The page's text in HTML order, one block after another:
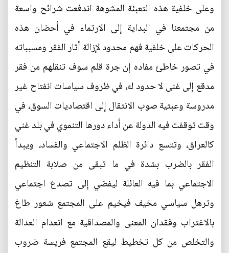
وعلى خلفية هذه التعبئة المشوهة اندفعت شرائح واسعة
من مجتمعنا في البداية إلى الارتماء في أحضان هذه
الحركات على خلفية فهم محدود لإزالة أثار الفقر ومسبباته
في تصور خاطئ مفاده إن جرة قلم سوف تنقلهم من فقر
مدقع إلى غنى لا حدود له، في ظروف سياسات انفتاح غير
مدروسة وعبثية صوب الانتقال إلى اقتصاديات السوق، في
وقت توقفت فيه الدولة عن أداء دورها التنموي في بلد غني
كالعراق، وتتسع دائرة الظلم الاجتماعي والفساد، ويبدأ
الفقر بالضرب بشدة في ما تبقى من صلابة التنظيم
الاجتماعي بما فيه العائلة ليفضي إلى تصدع اجتماعي
وترهل سياسي مخيف فيخيم على المجتمع شعور طاغ
بالاغتراب وفقدان المعنى والمصداقية مع انعدام العدالة
والتخلص من كل تخطيط ليقع المجتمع فريسة ضروب